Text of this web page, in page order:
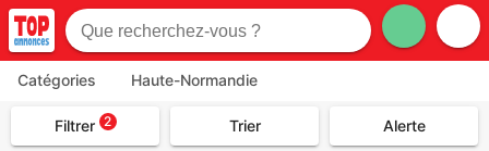
Catégories Haute-Normandie
Filtrer 2 Trier Alerte